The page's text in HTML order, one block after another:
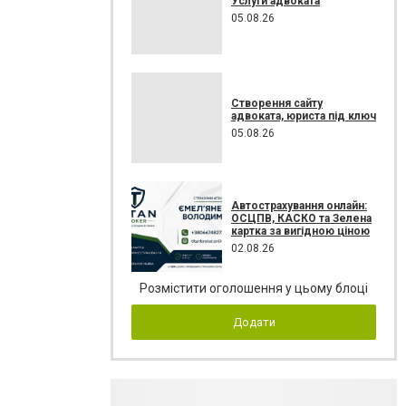
05.08.26
Створення сайту
адвоката, юриста під ключ
05.08.26
Автострахування онлайн:
ОСЦПВ, КАСКО та Зелена
картка за вигідною ціною
02.08.26
Розмістити оголошення у цьому блоці
Додати